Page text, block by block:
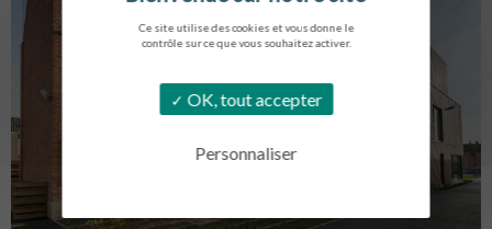
Ce site utilise des cookies et vous donne le
contrôle sur ce que vous souhaitez activer.
OK, tout accepter
Personnaliser